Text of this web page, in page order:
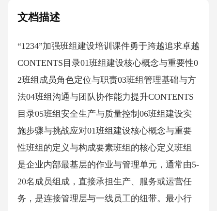
文档描述
“1234”加强班组建设培训课件勇于跨越追求卓越
CONTENTS目录01班组建设核心概念与重要性0
2班组成员角色定位与职责03班组管理基础与方
法04班组沟通与团队协作能力提升CONTENTS
目录05班组安全生产与质量控制06班组建设实
施步骤与挑战应对01班组建设核心概念与重要
性班组的定义与构成要素班组的核心定义班组
是企业内部最基层的作业与管理单元，通常由5-
20名成员组成，直接承担生产、服务或运营任
务，是连接管理层与一线员工的纽带。最小行